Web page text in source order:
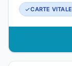
CARTE VITALE